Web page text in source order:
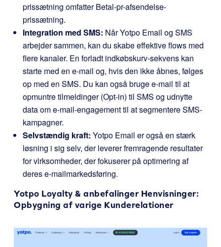
prissætning omfatter Betal-pr-afsendelse-
prissætning.
Integration med SMS: Når Yotpo Email og SMS
arbejder sammen, kan du skabe effektive flows med
flere kanaler. En forladt indkøbskurv-sekvens kan
starte med en e-mail og, hvis den ikke åbnes, følges
op med en SMS. Du kan også bruge e-mail til at
opmuntre tilmeldinger (Opt-in) til SMS og udnytte
data om e-mail-engagement til at segmentere SMS-
kampagner.
Selvstændig kraft: Yotpo Email er også en stærk
løsning i sig selv, der leverer fremragende resultater
for virksomheder, der fokuserer på optimering af
deres e-mailmarkedsføring.
Yotpo Loyalty & anbefalinger Henvisninger:
Opbygning af varige Kunderelationer